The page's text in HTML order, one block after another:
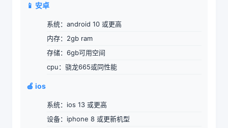
📱 安卓
系统：android 10 或更高
内存：2gb ram
存储：6gb可用空间
cpu：骁龙665或同性能
🍎 ios
系统：ios 13 或更高
设备：iphone 8 或更新机型